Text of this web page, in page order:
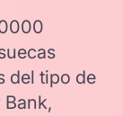
del tipo de
Bank,